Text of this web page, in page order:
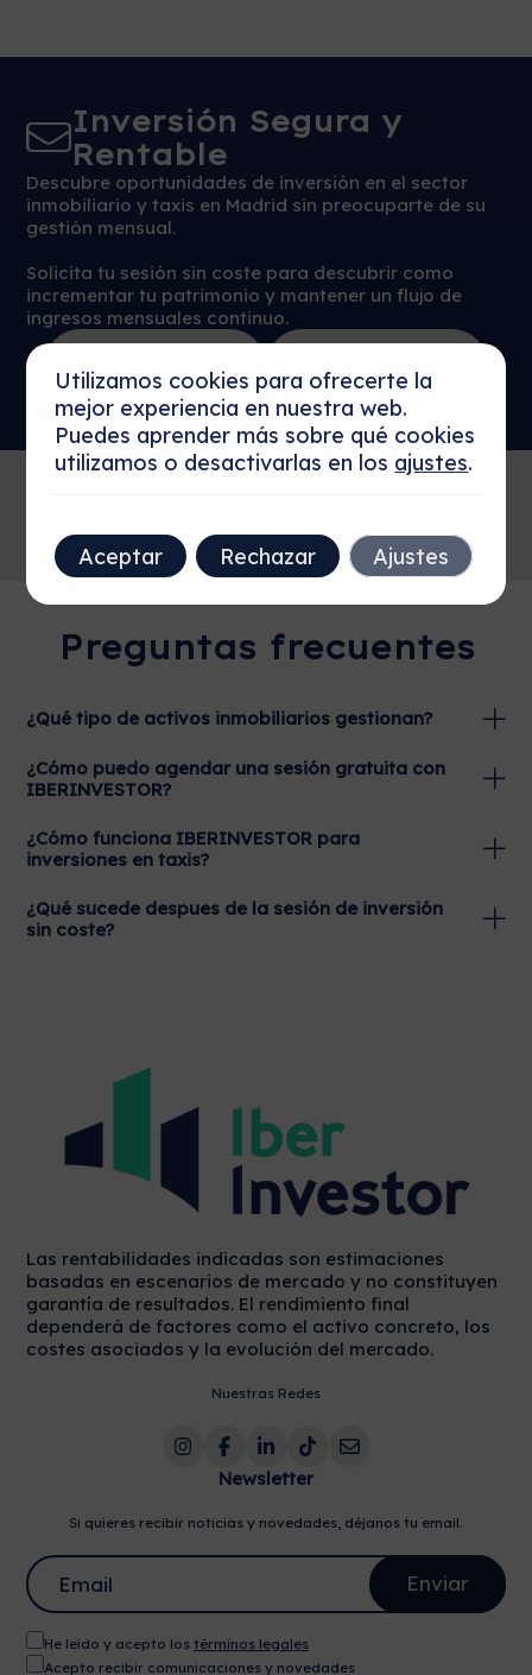
Inversión Segura y
Rentable
Descubre oportunidades de inversión en el sector
inmobiliario y taxis en Madrid sin preocuparte de su
gestión mensual.
Solicita tu sesión sin coste para descubrir como
incrementar tu patrimonio y mantener un flujo de
ingresos mensuales continuo.
Ahora
Preguntas frecuentes
¿Qué tipo de activos inmobiliarios gestionan?
¿Cómo puedo agendar una sesión gratuita con
IBERINVESTOR?
¿Cómo funciona IBERINVESTOR para
inversiones en taxis?
¿Qué sucede despues de la sesión de inversión
sin coste?
Las rentabilidades indicadas son estimaciones
basadas en escenarios de mercado y no constituyen
garantía de resultados. El rendimiento final
dependerá de factores como el activo concreto, los
costes asociados y la evolución del mercado.
Nuestras Redes
Newsletter
Si quieres recibir noticias y novedades, déjanos tu email.
He leído y acepto los términos legales
Acepto recibir comunicaciones y novedades
Utilizamos cookies para ofrecerte la
mejor experiencia en nuestra web.
Puedes aprender más sobre qué cookies
utilizamos o desactivarlas en los ajustes.
Aceptar Rechazar Ajustes